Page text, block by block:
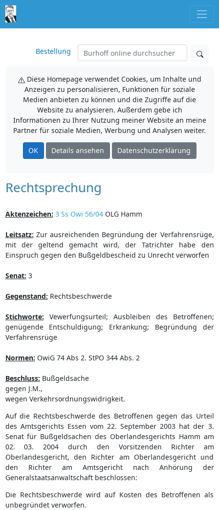
Bestellung
Diese Homepage verwendet Cookies, um Inhalte und
Anzeigen zu personalisieren, Funktionen für soziale
Medien anbieten zu können und die Zugriffe auf die
Website zu analysieren. Außerdem gebe ich
Informationen zu Ihrer Nutzung meiner Website an meine
Partner für soziale Medien, Werbung und Analysen weiter.
OK Details ansehen Datenschutzerklärung
Rechtsprechung
Aktenzeichen: 3 Ss Owi 56/04OLG Hamm
Leitsatz: Zur ausreichenden Begründung der Verfahrensrüge,
mit der geltend gemacht wird, der Tatrichter habe den
Einspruch gegen den Bußgeldbescheid zu Unrecht verworfen
Senat: 3
Gegenstand: Rechtsbeschwerde
Stichworte: Vewerfungsurteil; Ausbleiben des Betroffenen;
genügende Entschuldigung; Erkrankung; Begründung der
Verfahrensrüge
Normen: OwiG 74 Abs 2. StPO 344 Abs. 2
Beschluss: Bußgeldsache
gegen J.M.,
wegen Verkehrsordnungswidrigkeit.
Auf die Rechtsbeschwerde des Betroffenen gegen das Urteil
des Amtsgerichts Essen vom 22. September 2003 hat der 3.
Senat für Bußgeldsachen des Oberlandesgerichts Hamm am
02. 03. 2004 durch den Vorsitzenden Richter am
Oberlandesgericht, den Richter am Oberlandesgericht und
den Richter am Amtsgericht nach Anhörung der
Generalstaatsanwaltschaft beschlossen:
Die Rechtsbeschwerde wird auf Kosten des Betroffenen als
unbegründet verworfen.